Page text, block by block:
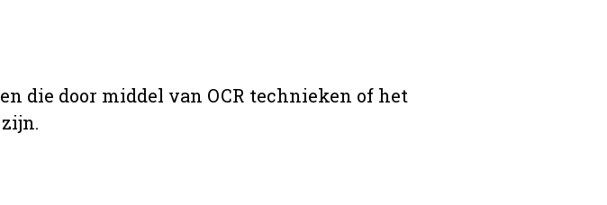
die door middel van OCR technieken of het